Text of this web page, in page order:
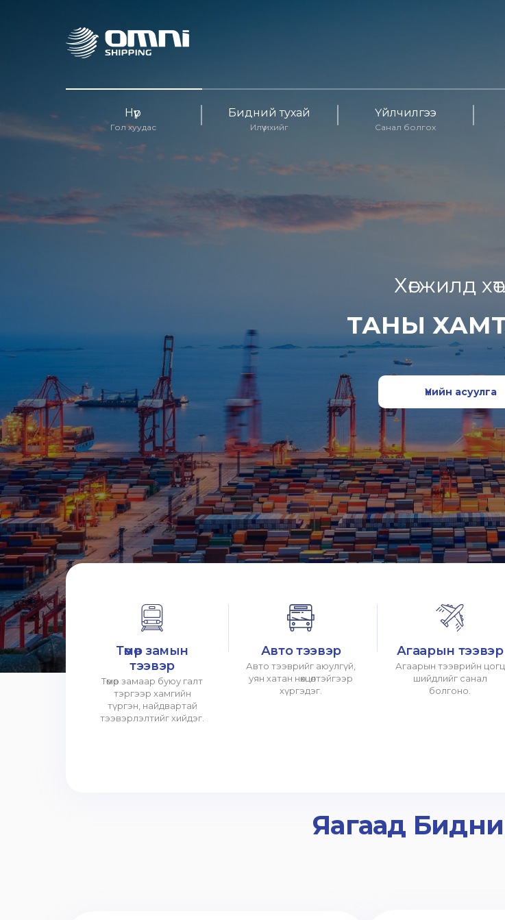
Нүүр
Гол хуудас
Бидний тухай
Илүү ихийг
Үйлчилгээ
Санал болгох
Хөгжилд
ТАНЫ
Үнийн асуулга
Төмөр замын
тээвэр
Төмөр замаар буюу галт
тэргээр хамгийн
түргэн, найдвартай
тээвэрлэлтийг хийдэг.
Авто тээвэр
Авто тээврийг аюулгүй,
уян хатан нөхцөлтэйгээр
хүргэдэг.
Агаарын тээвэр
Агаарын тээврийн цогц
шийдлийг санал
болгоно.
Яагаад